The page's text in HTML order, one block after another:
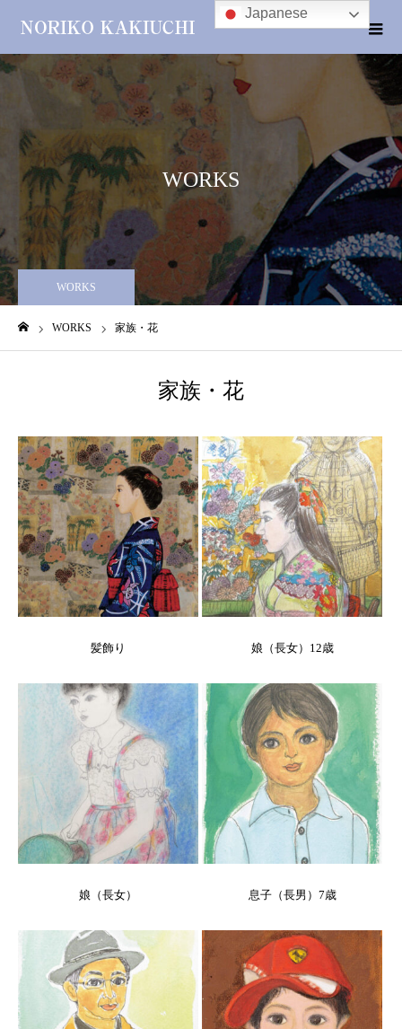
WORKS
WORKS
WORKS 家族・花
家族・花
髪飾り 娘（長女）12歳
娘（長女） 息子（長男）7歳
Japanese